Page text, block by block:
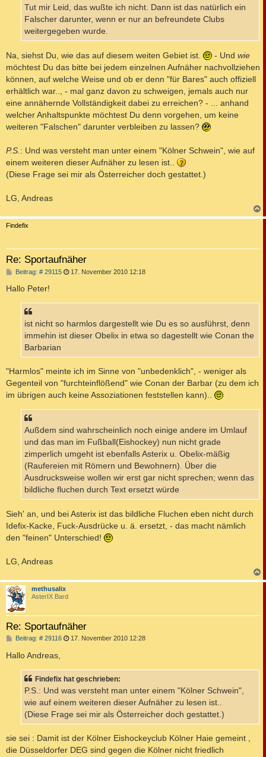
Tut mir Leid, das wußte ich nicht. Dann ist das natürlich ein
Falscher darunter, wenn er nur an befreundete Clubs
weitergegeben wurde.
Na, siehst Du, wie das auf diesem weiten Gebiet ist. - Und wie
möchtest Du das bitte bei jedem einzelnen Aufnäher nachvollziehen
können, auf welche Weise und ob er denn "für Bares" auch offiziell
erhältlich war.., - mal ganz davon zu schweigen, jemals auch nur
eine annähernde Vollständigkeit dabei zu erreichen? - ... anhand
welcher Anhaltspunkte möchtest Du denn vorgehen, um keine
weiteren "Falschen" darunter verbleiben zu lassen?
P.S. : Und was versteht man unter einem "Kölner Schwein", wie auf
einem weiteren dieser Aufnäher zu lesen ist..
(Diese Frage sei mir als Österreicher doch gestattet.)
LG, Andreas
a
Findefix
Re: Sportaufnäher
Beitrag: # 29115B
r
17. November 2010 12:18
Hallo Peter!
ist nicht so harmlos dargestellt wie Du es so ausführst, denn
immehin ist dieser Obelix in etwa so dagestellt wie Conan the
Barbarian
"Harmlos" meinte ich im Sinne von "unbedenklich", - weniger als
Gegenteil von "furchteinflößend" wie Conan der Barbar (zu dem ich
im übrigen auch keine Assoziationen feststellen kann)..
Außdem sind wahrscheinlich noch einige andere im Umlauf
und das man im Fußball(Eishockey) nun nicht grade
zimperlich umgeht ist ebenfalls Asterix u. Obelix-mäßig
(Raufereien mit Römern und Bewohnern). Über die
Ausdrucksweise wollen wir erst gar nicht sprechen; wenn das
bildliche fluchen durch Text ersetzt würde
Sieh' an, und bei Asterix ist das bildliche Fluchen eben nicht durch
Idefix-Kacke, Fuck-Ausdrücke u. ä. ersetzt, - das macht nämlich
den "feinen" Unterschied!
LG, Andreas
a
methusalix
AsterIX Bard
Re: Sportaufnäher
Beitrag: # 29116B
r
a
17. November 2010 12:28
Hallo Andreas,
Findefix hat geschrieben:
P.S.: Und was versteht man unter einem "Kölner Schwein",
wie auf einem weiteren dieser Aufnäher zu lesen ist..
(Diese Frage sei mir als Österreicher doch gestattet.)
sie sei : Damit ist der Kölner Eishockeyclub Kölner Haie gemeint ,
die Düsseldorfer DEG sind gegen die Kölner nicht friedlich